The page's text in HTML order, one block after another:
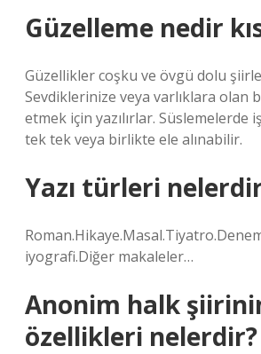
Güzelleme nedir
Güzellikler coşku ve övgü dolu
Sevdiklerinize veya varlıklara olan
etmek için yazılırlar. Süslemelerde
tek tek veya birlikte ele alınabilir.
Yazı türleri
iyografi.Diğer makaleler…
Anonim halk
özellikleri nelerdir?